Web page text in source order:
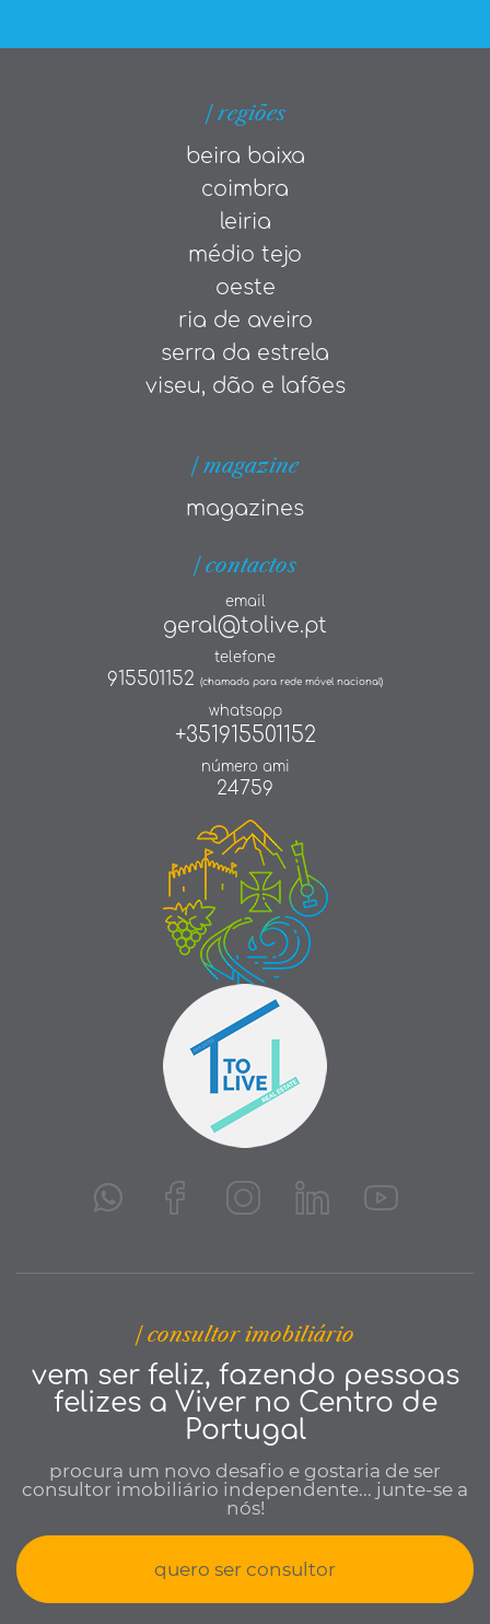
| regiões
beira baixa
coimbra
leiria
médio tejo
oeste
ria de aveiro
serra da estrela
viseu, dão e lafões
| magazine
magazines
| contactos
email
geral@tolive.pt
telefone
915501152 (chamada para rede móvel nacional)
whatsapp
+351915501152
número ami
24759
| consultor imobiliário
vem ser feliz, fazendo pessoas
felizes a Viver no Centro de
Portugal
procura um novo desafio e gostaria de ser
consultor imobiliário independente... junte-se a
nós!
quero ser consultor